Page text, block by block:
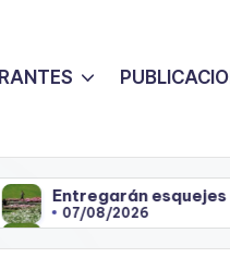
esquejes del
2026
esquejes del
2026